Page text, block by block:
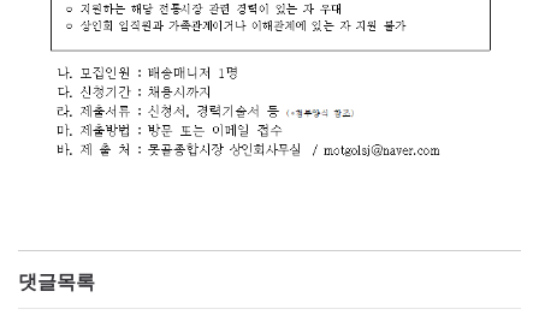
댓글목록